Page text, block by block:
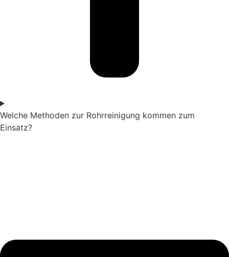
Welche Methoden zur Rohrreinigung kommen zum
Einsatz?